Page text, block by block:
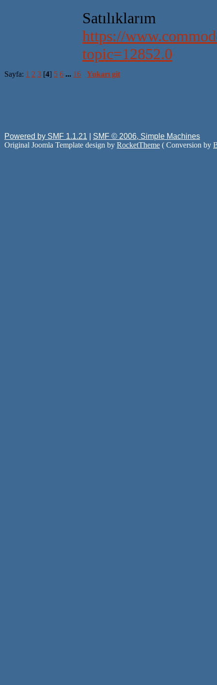
Satılıklarım
https://
topic=12852.0
Sayfa: 1 2 3 [4] 5 6 ... 16 Yukarı git
Powered by SMF 1.1.21
SMF © 2006, Simple Machines
Original Joomla Template design by RocketTheme ( Conversion by